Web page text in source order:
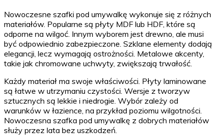
Nowoczesne szafki pod umywalkę wykonuje się z różnych
materiałów. Popularne są płyty MDF lub HDF, które są
odporne na wilgoć. Innym wyborem jest drewno, ale musi
być odpowiednio zabezpieczone. Szklane elementy dodają
elegancji, lecz wymagają ostrożności. Metalowe akcenty,
takie jak chromowane uchwyty, zwiększają trwałość.
Każdy materiał ma swoje właściwości. Płyty laminowane
są łatwe w utrzymaniu czystości. Wersje z tworzyw
sztucznych są lekkie i niedrogie. Wybór zależy od
warunków w łazience, na przykład poziomu wilgotności.
Nowoczesna szafka pod umywalkę z dobrych materiałów
służy przez lata bez uszkodzeń.